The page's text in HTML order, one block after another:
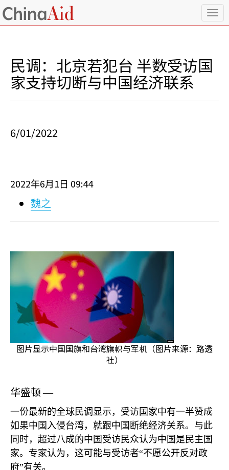
T
o
民调：北京若犯台 半数受访国
家支持切断与中国经济联系
6/01/2022
2022年6月 1 日 09:44
魏之
图片显示中国国旗和台湾旗帜与军机（图片来源：路透
社）
华盛顿 —
一份最新的全球民调显示，受访国家中有一半赞成
如果中国入侵台湾，就跟中国断绝经济关系。与此
同时，超过八成的中国受访民众认为中国是民主国
家。专家认为，这可能与受访者“不愿公开反对政
府”有关。